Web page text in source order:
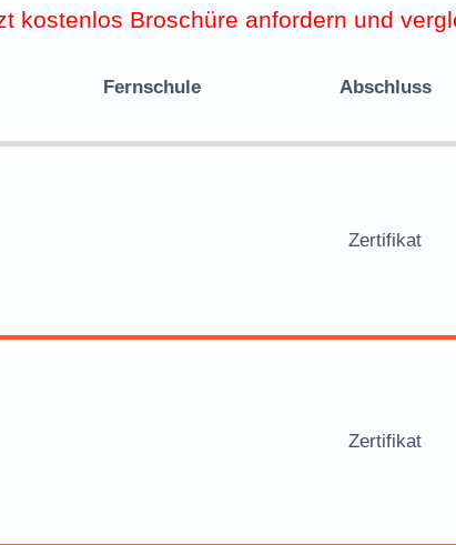
kostenlos Broschüre anfordern und
Fernschule Abschluss
Zertifikat
Zertifikat